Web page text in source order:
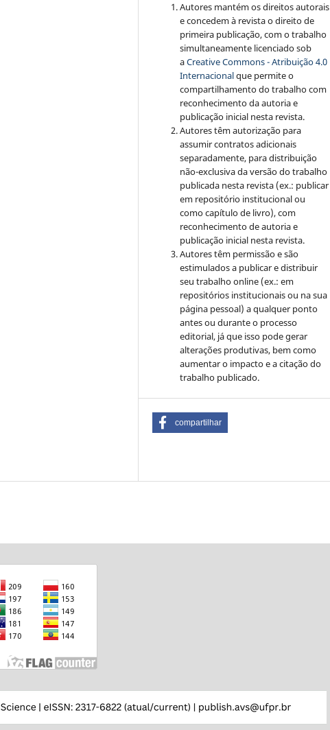
Autores mantém os direitos autorais
e concedem à revista o direito de
primeira publicação, com o trabalho
simultaneamente licenciado sob
aCreative Commons - Atribuição 4.0
Internacionalque permite o
compartilhamento do trabalho com
reconhecimento da autoria e
publicação inicial nesta revista.
Autores têm autorização para
assumir contratos adicionais
separadamente, para distribuição
não-exclusiva da versão do trabalho
publicada nesta revista (ex.: publicar
em repositório institucional ou
como capítulo de livro), com
reconhecimento de autoria e
publicação inicial nesta revista.
Autores têm permissão e são
estimulados a publicar e distribuir
seu trabalho online (ex.: em
repositórios institucionais ou na sua
página pessoal) a qualquer ponto
antes ou durante o processo
editorial, já que isso pode gerar
alterações produtivas, bem como
aumentar o impacto e a citação do
trabalho publicado.
compartilhar